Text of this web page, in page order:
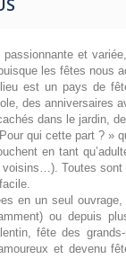
et
les fêtes nous
lieu est un pays de
des anniversaires
dans le jardin,
qui cette part ? »
en tant
Toutes sont
en un seul
ou depuis
fête des
et devenu